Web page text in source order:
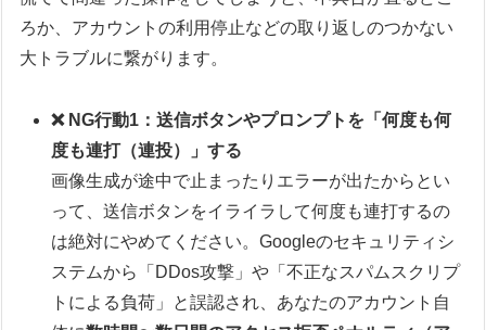
ろか、アカウントの利用停止などの取り返しのつかない
大トラブルに繋がります。
❌ NG行動1：送信ボタンやプロンプトを「何度も何
度も連打（連投）」する
画像生成が途中で止まったりエラーが出たからとい
って、送信ボタンをイライラして何度も連打するの
は絶対にやめてください。Googleのセキュリティシ
ステムから「DDos攻撃」や「不正なスパムスクリプ
トによる負荷」と誤認され、あなたのアカウント自